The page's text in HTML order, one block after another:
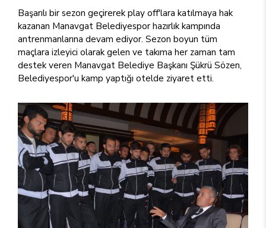
Başarılı bir sezon geçirerek play off'lara katılmaya hak
kazanan Manavgat Belediyespor hazırlık kampında
antrenmanlarına devam ediyor. Sezon boyun tüm
maçlara izleyici olarak gelen ve takıma her zaman tam
destek veren Manavgat Belediye Başkanı Şükrü Sözen,
Belediyespor'u kamp yaptığı otelde ziyaret etti.